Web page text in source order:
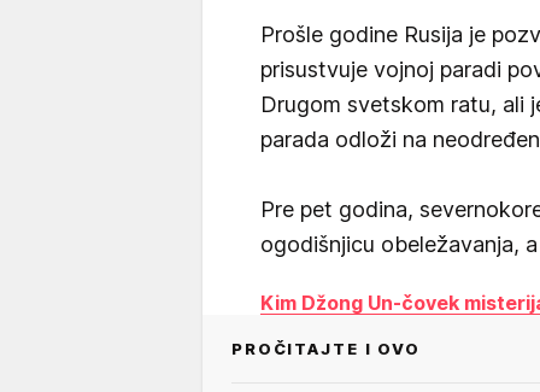
Prošle godine Rusija je
prisustvuje vojnoj paradi
Drugom svetskom ratu, ali
parada odloži na
Pre pet godina,
ogodišnjicu obeležavanja,
Kim Džong Un-čovek
PROČITAJTE I OVO